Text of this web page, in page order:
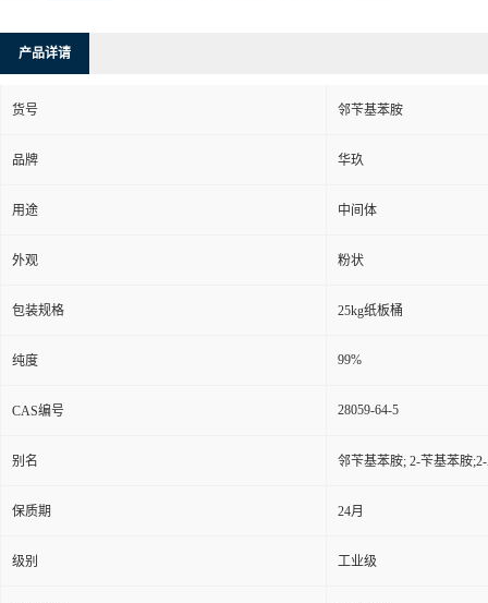
产品详请
货号 邻苄基苯胺
品牌 华玖
用途 中间体
外观 粉状
包装规格 25kg纸板桶
纯度 99%
CAS编号 28059-64-5
别名 邻苄基苯胺; 2-苄基苯胺
保质期 24月
级别 工业级